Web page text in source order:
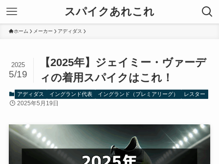
スパイクあれこれ
ホーム メーカー アディダス
【2025年】ジェイミー・ヴァーデ
ィの着用スパイクはこれ！
2025
5/19
アディダス イングランド代表 イングランド（プレミアリーグ） レスター
2025年5月19日